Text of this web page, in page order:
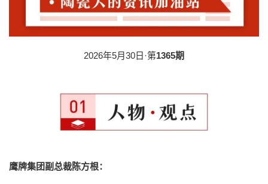
2026年5月30日·第1365期
鹰牌集团副总裁陈方根：